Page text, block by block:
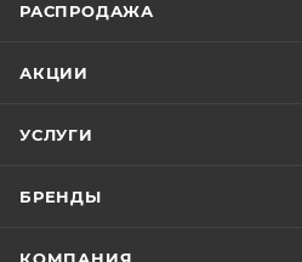
РАСПРОДАЖА
АКЦИИ
УСЛУГИ
БРЕНДЫ